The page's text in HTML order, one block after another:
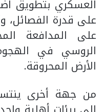
العسكري بتطويق
على قدرة الفصائل،
على المدافعة
الروسي في
الأرض المحروقة.
من جهة أخرى